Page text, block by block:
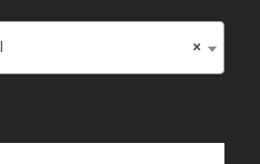
×